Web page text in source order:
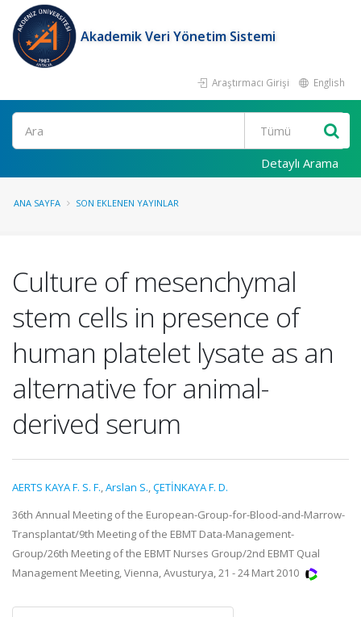
Akademik Veri Yönetim Sistemi
Araştırmacı Girişi English
Ara
Detaylı Arama
ANA SAYFA SON EKLENEN YAYINLAR
Culture of mesenchymal
stem cells in presence of
human platelet lysate as an
alternative for animal-
derived serum
AERTS KAYA F. S. F.,Arslan S.,ÇETİNKAYA F. D.
36th Annual Meeting of the European-Group-for-Blood-and-Marrow-
Transplantat/9th Meeting of the EBMT Data-Management-
Group/26th Meeting of the EBMT Nurses Group/2nd EBMT Qual
Management Meeting, Vienna, Avusturya, 21 - 24 Mart 2010